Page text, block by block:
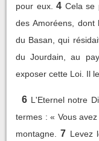
pour eux. 4 Cela se
des Amoréens,
du Basan, qui
du Jourdain, au
exposer cette Loi. Il
6 L'Eternel notre
termes : « Vous
montagne.
7 Levez